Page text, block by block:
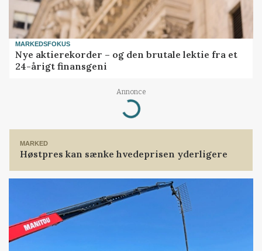
MARKEDSFOKUS
Nye aktierekorder – og den brutale lektie fra et
24-årigt finansgeni
Annonce
Loading...
MARKED
Høstpres kan sænke hvedeprisen yderligere